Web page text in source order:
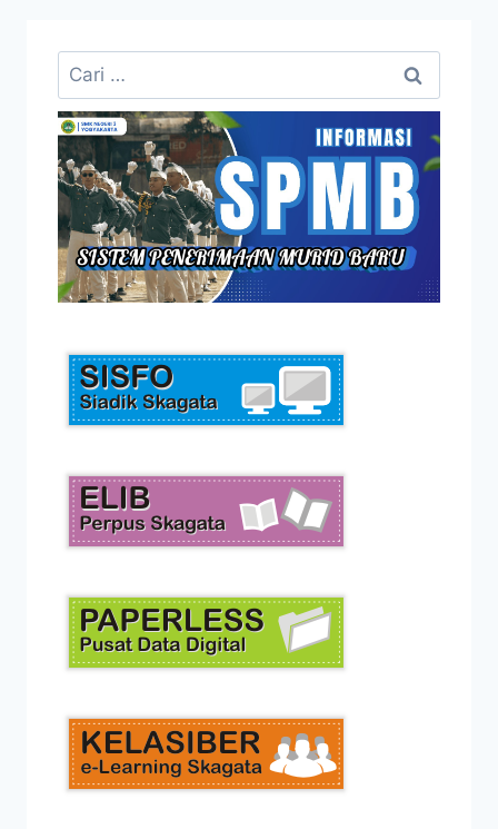
Cari
untuk: